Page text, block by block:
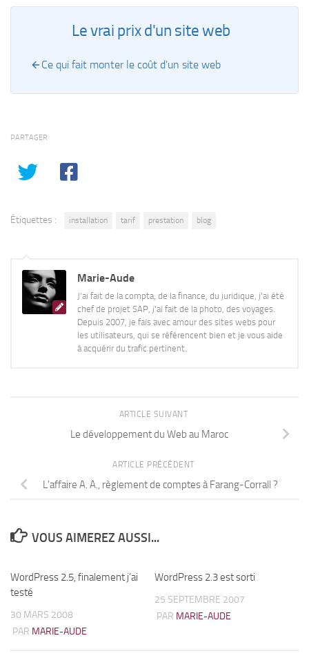
Le vrai prix d'un site web
Ce qui fait monter le coût d’un site web
PARTAGER
Étiquettes : installation tarif prestation blog
Marie-Aude
J'ai fait de la compta, de la finance, du juridique, j'ai été
chef de projet SAP, j'ai fait de la photo, des voyages.
Depuis 2007, je fais avec amour des sites webs pour
les utilisateurs, qui se référencent bien et je vous aide
à acquérir du trafic pertinent.
ARTICLE SUIVANT
Le développement du Web au Maroc
ARTICLE PRÉCÉDENT
L’affaire A. A., règlement de comptes à Farang-Corrall ?
VOUS AIMEREZ AUSSI...
WordPress 2.5, finalement j’ai
testé
30 MARS 2008
PAR MARIE-AUDE
WordPress 2.3 est sorti
25 SEPTEMBRE 2007
PAR MARIE-AUDE